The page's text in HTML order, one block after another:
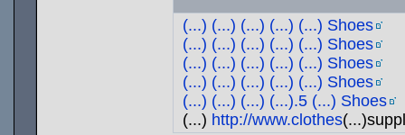
(...) (...) (...) (...) (...) Shoes
(...) (...) (...) (...) (...) Shoes
(...) (...) (...) (...) (...) Shoes
(...) (...) (...) (...) (...) Shoes
(...) (...) (...) (...).5 (...) Shoes
(...) http://www.clothes